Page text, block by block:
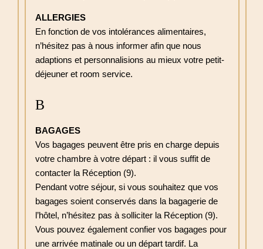
ALLERGIES
En fonction de vos intolérances alimentaires,
n’hésitez pas à nous informer afin que nous
adaptions et personnalisions au mieux votre petit-
déjeuner et room service.
B
BAGAGES
Vos bagages peuvent être pris en charge depuis
votre chambre à votre départ : il vous suffit de
contacter la Réception (9).
Pendant votre séjour, si vous souhaitez que vos
bagages soient conservés dans la bagagerie de
l’hôtel, n’hésitez pas à solliciter la Réception (9).
Vous pouvez également confier vos bagages pour
une arrivée matinale ou un départ tardif. La